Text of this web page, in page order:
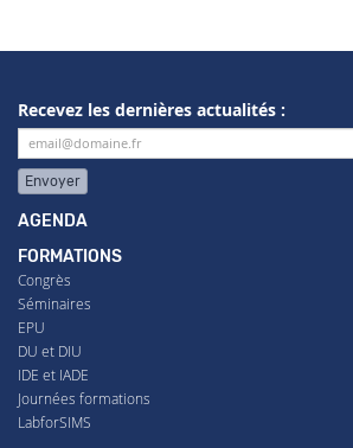
Recevez les dernières actualités :
Envoyer
AGENDA
FORMATIONS
Congrès
Séminaires
EPU
DU et DIU
IDE et IADE
Journées formations
LabforSIMS